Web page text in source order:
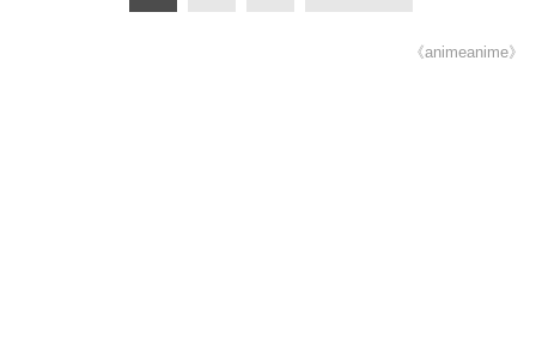
《animeanime》